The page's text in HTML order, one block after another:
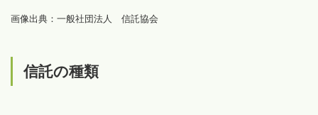
画像出典：一般社団法人 信託協会
信託の種類